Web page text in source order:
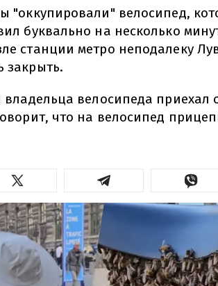
"оккупировали" велосипед,
буквально на несколько
станции метро неподалеку
закрыть.
владельца велосипеда приехал
что на велосипед